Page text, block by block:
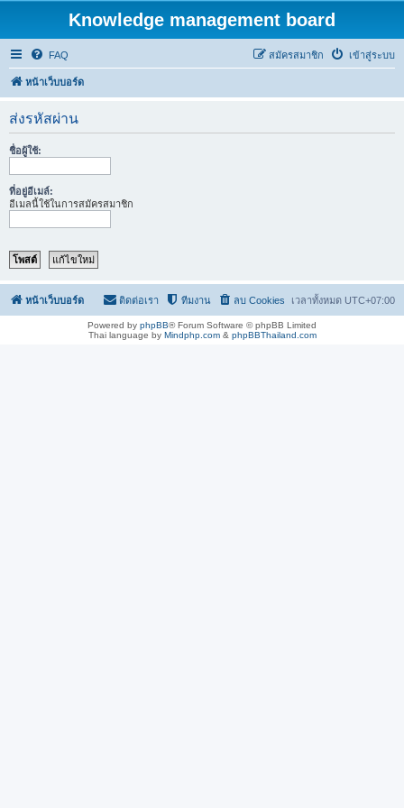
Knowledge management board
FAQ เข้าสู่ระบบ
สมัครสมาชิก
หน้าเว็บบอร์ด
ส่งรหัสผ่าน
ชื่อผู้ใช้:
ที่อยู่อีเมล์:
อีเมลนี้ใช้ในการสมัครสมาชิก
หน้าเว็บบอร์ด เวลาทั้งหมด UTC+07:00
ลบ Cookies
ทีมงาน
ติดต่อเรา
Powered by phpBB® Forum Software © phpBB Limited
Thai language by Mindphp.com& phpBBThailand.com